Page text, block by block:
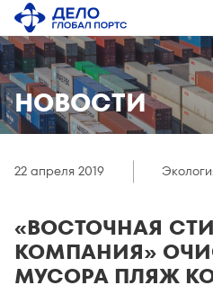
НОВОСТИ
22 апреля 2019
«ВОСТОЧНАЯ
КОМПАНИЯ»
МУСОРА ПЛЯЖ